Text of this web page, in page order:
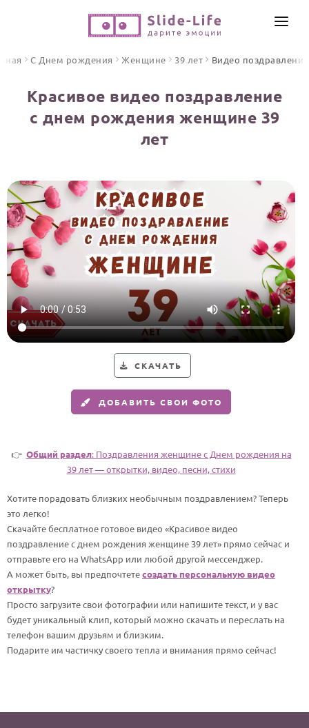
ПО ФОРМАТУ
Открытки
Стихи и тексты
ПРАЗДНИКИ
С Днем рождения
Юбилей
Свадьба
Выпускной HOT
Календарь праздников
Женщине
Маме
Детям
Все родственники
ПЕРСОНАЛЬНЫЕ
Пожелания
По именам
По годам
ИНСТРУМЕНТЫ
ОТЗЫВЫ
С Днем рождения Женщине 39 лет Видео поздравления
Красивое видео поздравление
с днем рождения женщине 39
лет
СКАЧАТЬ
ДОБАВИТЬ СВОИ ФОТО
👉 Общий раздел: Поздравления женщине c Днем рождения на
39 лет — открытки, видео, песни, стихи
Хотите порадовать близких необычным поздравлением? Теперь
это легко!
Скачайте бесплатное готовое видео «Красивое видео
поздравление с днем рождения женщине 39 лет» прямо сейчас и
отправьте его на WhatsApp или любой другой мессенджер.
А может быть, вы предпочтетесоздать персональную видео
открытку?
Просто загрузите свои фотографии или напишите текст, и у вас
будет уникальный клип, который можно скачать и переслать на
телефон вашим друзьям и близким.
Подарите им частичку своего тепла и внимания прямо сейчас!